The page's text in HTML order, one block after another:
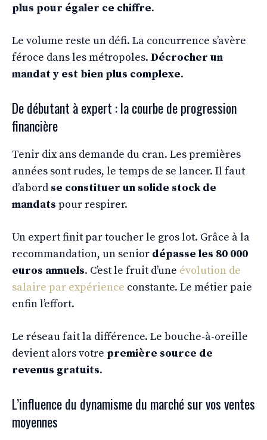
plus pour égaler ce chiffre.
Le volume reste un défi. La concurrence s’avère
féroce dans les métropoles. Décrocher un
mandat y est bien plus complexe.
De débutant à expert : la courbe de progression
financière
Tenir dix ans demande du cran. Les premières
années sont rudes, le temps de se lancer. Il faut
d’abord se constituer un solide stock de
mandats pour respirer.
Un expert finit par toucher le gros lot. Grâce à la
recommandation, un senior dépasse les 80 000
euros annuels. C’est le fruit d’une évolution de
salaire par expérience constante. Le métier paie
enfin l’effort.
Le réseau fait la différence. Le bouche-à-oreille
devient alors votre première source de
revenus gratuits.
L’influence du dynamisme du marché sur vos ventes
moyennes